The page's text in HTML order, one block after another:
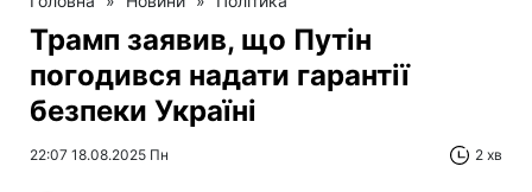
Трамп заявив, що Путін
погодився надати гарантії
безпеки Україні
22:07 18.08.2025 Пн 2 хв